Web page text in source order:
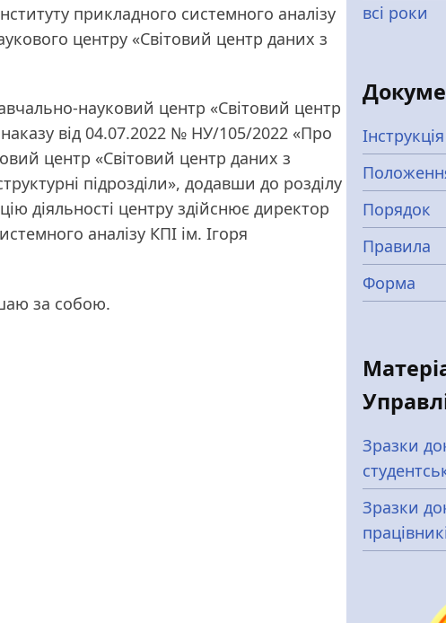
прикладного системного аналізу
центру «Світовий центр даних з
науковий центр «Світовий центр
від 04.07.2022 № НУ/105/2022 «Про
центр «Світовий центр даних з
підрозділи», додавши до розділу
діяльності центру здійснює директор
аналізу КПІ ім. Ігоря
за собою.
всі роки
Інструкція
Порядок
Правила
Форма
Зразки
Зразки